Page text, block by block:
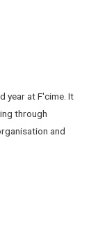
year at F'cime. It
through
and